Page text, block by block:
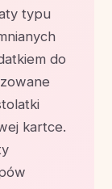
typu
do
kartce.